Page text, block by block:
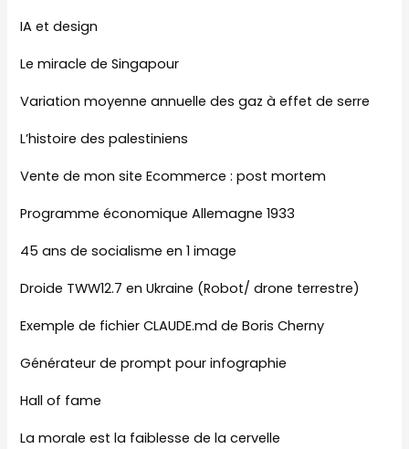
IA et design
Le miracle de Singapour
Variation moyenne annuelle des gaz à effet de serre
L’histoire des palestiniens
Vente de mon site Ecommerce : post mortem
Programme économique Allemagne 1933
45 ans de socialisme en 1 image
Droide TWW12.7 en Ukraine (Robot/ drone terrestre)
Exemple de fichier CLAUDE.md de Boris Cherny
Générateur de prompt pour infographie
Hall of fame
La morale est la faiblesse de la cervelle